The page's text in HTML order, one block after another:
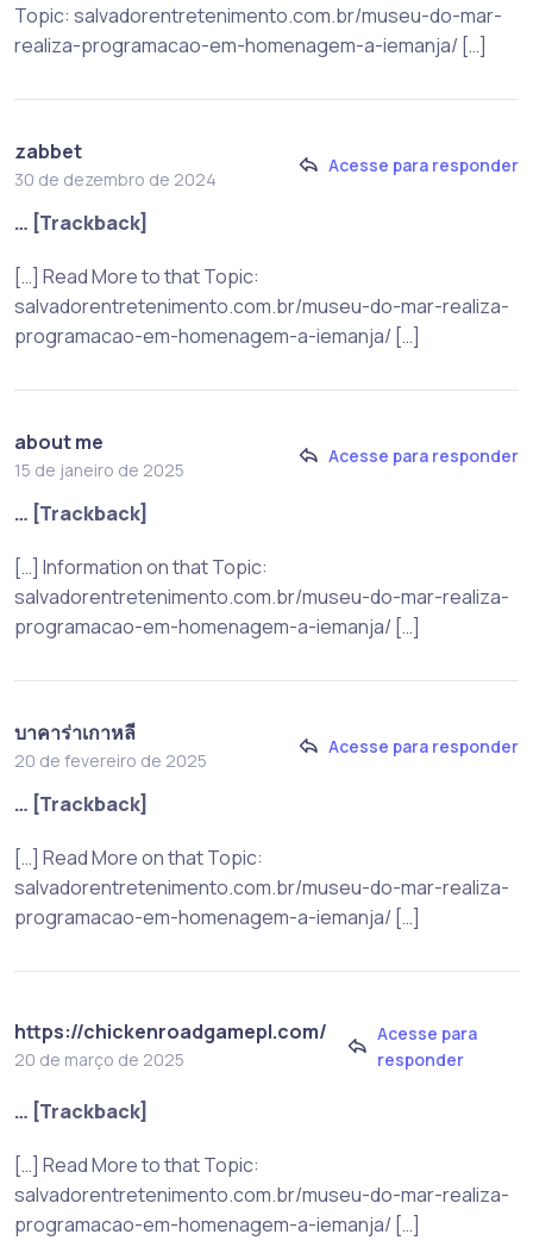
Topic: salvadorentretenimento.com.br/museu-do-mar-
realiza-programacao-em-homenagem-a-iemanja/ […]
zabbet
30 de dezembro de 2024
Acesse para responder
… [Trackback]
[…] Read More to that Topic:
salvadorentretenimento.com.br/museu-do-mar-realiza-
programacao-em-homenagem-a-iemanja/ […]
about me
15 de janeiro de 2025
Acesse para responder
… [Trackback]
[…] Information on that Topic:
salvadorentretenimento.com.br/museu-do-mar-realiza-
programacao-em-homenagem-a-iemanja/ […]
บาคาร่าเกาหลี
20 de fevereiro de 2025
Acesse para responder
… [Trackback]
[…] Read More on that Topic:
salvadorentretenimento.com.br/museu-do-mar-realiza-
programacao-em-homenagem-a-iemanja/ […]
https://chickenroadgamepl.com/
20 de março de 2025
Acesse para
responder
… [Trackback]
[…] Read More to that Topic:
salvadorentretenimento.com.br/museu-do-mar-realiza-
programacao-em-homenagem-a-iemanja/ […]